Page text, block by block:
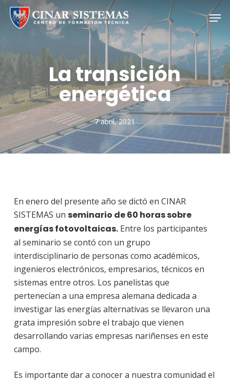
Skip
La transición
energética
7 abril, 2021
En enero del presente año se dictó en CINAR
SISTEMAS unseminario de 60 horas sobre
energías fotovoltaicas. Entre los participantes
al seminario se contó con un grupo
interdisciplinario de personas como académicos,
ingenieros electrónicos, empresarios, técnicos en
sistemas entre otros. Los panelistas que
pertenecían a una empresa alemana dedicada a
investigar las energías alternativas se llevaron una
grata impresión sobre el trabajo que vienen
desarrollando varias empresas nariñenses en este
campo.
Es importante dar a conocer a nuestra comunidad el
Close
Menu